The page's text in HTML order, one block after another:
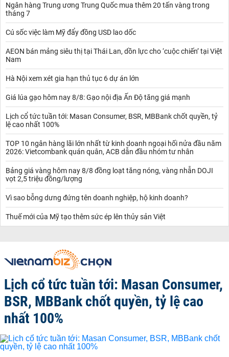
Ngân hàng Trung ương Trung Quốc mua thêm 20 tấn vàng trong
tháng 7
Cú sốc việc làm Mỹ đẩy đồng USD lao dốc
AEON bán mảng siêu thị tại Thái Lan, dồn lực cho ‘cuộc chiến’ tại Việt
Nam
Hà Nội xem xét gia hạn thủ tục 6 dự án lớn
Giá lúa gạo hôm nay 8/8: Gạo nội địa Ấn Độ tăng giá mạnh
Lịch cổ tức tuần tới: Masan Consumer, BSR, MBBank chốt quyền, tỷ
lệ cao nhất 100%
TOP 10 ngân hàng lãi lớn nhất từ kinh doanh ngoại hối nửa đầu năm
2026: Vietcombank quán quân, ACB dẫn đầu nhóm tư nhân
Bảng giá vàng hôm nay 8/8 đồng loạt tăng nóng, vàng nhẫn DOJI
vọt 2,5 triệu đồng/lượng
Vì sao bỗng dưng đứng tên doanh nghiệp, hộ kinh doanh?
Thuế mới của Mỹ tạo thêm sức ép lên thủy sản Việt
Lịch cổ tức tuần tới: Masan Consumer,
BSR, MBBank chốt quyền, tỷ lệ cao
nhất 100%